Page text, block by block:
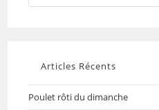
Articles Récents
Poulet rôti du dimanche